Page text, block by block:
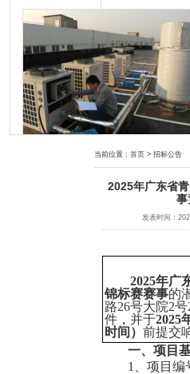
茂名市电白区人民法院档案数字化加工服务项目
当前位置：首页 > 招标公告
2025年广东省
事
发表时间：
2025年广
锦标赛赛事的
路26号大院2
件，并于2025
时间） 前提交
一、项目
1、项目编